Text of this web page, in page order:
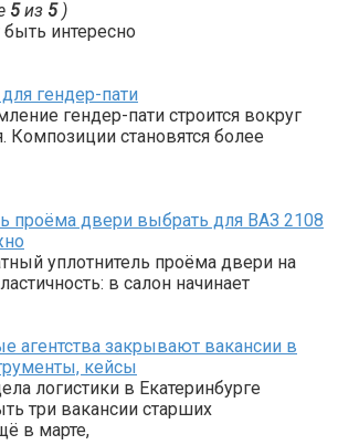
5из 5)
интересно
гендер-пати
гендер-пати строится вокруг
становятся более
проёма двери выбрать для ВАЗ 2108
уплотнитель проёма двери на
в салон начинает
агентства закрывают вакансии в
кейсы
логистики в Екатеринбурге
три вакансии старших
в марте,